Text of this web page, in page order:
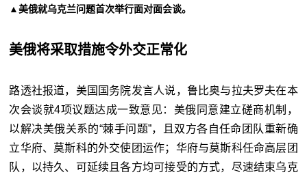
▲美俄就乌克兰问题首次举行面对面会谈。
美俄将采取措施令外交正常化
路透社报道，美国国务院发言人说， 鲁比奥与拉夫罗夫在本
次会谈就4项议题达成一致意见：美俄同意建立磋商机制，
以解决美俄关系的“棘手问题”，且双方各自任命团队重新确
立华府、莫斯科的外交使团运作；华府与莫斯科任命高层团
队，以持久、可延续且各方均可接受的方式，尽速结束乌克